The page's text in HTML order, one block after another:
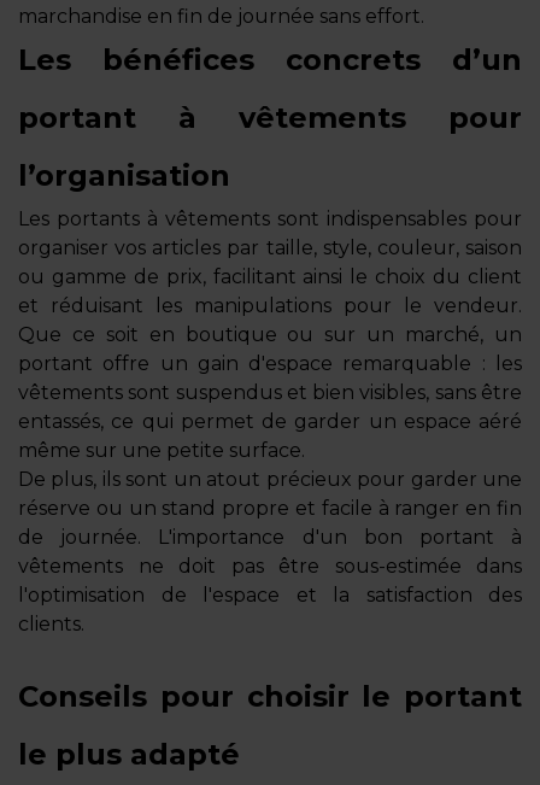
marchandise en fin de journée sans effort.
Les bénéfices concrets d’un
portant à vêtements pour
l’organisation
Les portants à vêtements sont indispensables pour
organiser vos articles par taille, style, couleur, saison
ou gamme de prix, facilitant ainsi le choix du client
et réduisant les manipulations pour le vendeur.
Que ce soit en boutique ou sur un marché, un
portant offre un gain d'espace remarquable : les
vêtements sont suspendus et bien visibles, sans être
entassés, ce qui permet de garder un espace aéré
même sur une petite surface.
De plus, ils sont un atout précieux pour garder une
réserve ou un stand propre et facile à ranger en fin
de journée. L'importance d'un bon portant à
vêtements ne doit pas être sous-estimée dans
l'optimisation de l'espace et la satisfaction des
clients.
Conseils pour choisir le portant
le plus adapté